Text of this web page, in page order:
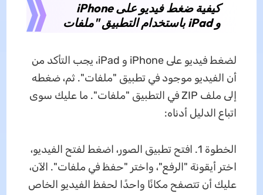
كيفية ضغط فيديو على iPhone
و iPad باستخدام التطبيق "ملفات
لضغط فيديو على iPhone و iPad، يجب التأكد من
أن الفيديو موجود في تطبيق "ملفات". ثم، ضغطه
إلى ملف ZIP في التطبيق "ملفات". ما عليك سوى
اتباع الدليل أدناه:
الخطوة 1. افتح تطبيق الصور، اضغط لفتح الفيديو،
اختر أيقونة "الرفع"، واختر "حفظ في ملفات". الآن،
عليك أن تتصفح مكانًا واحدًا لحفظ الفيديو الخاص